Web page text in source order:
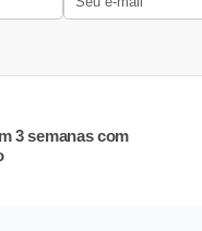
3 semanas com